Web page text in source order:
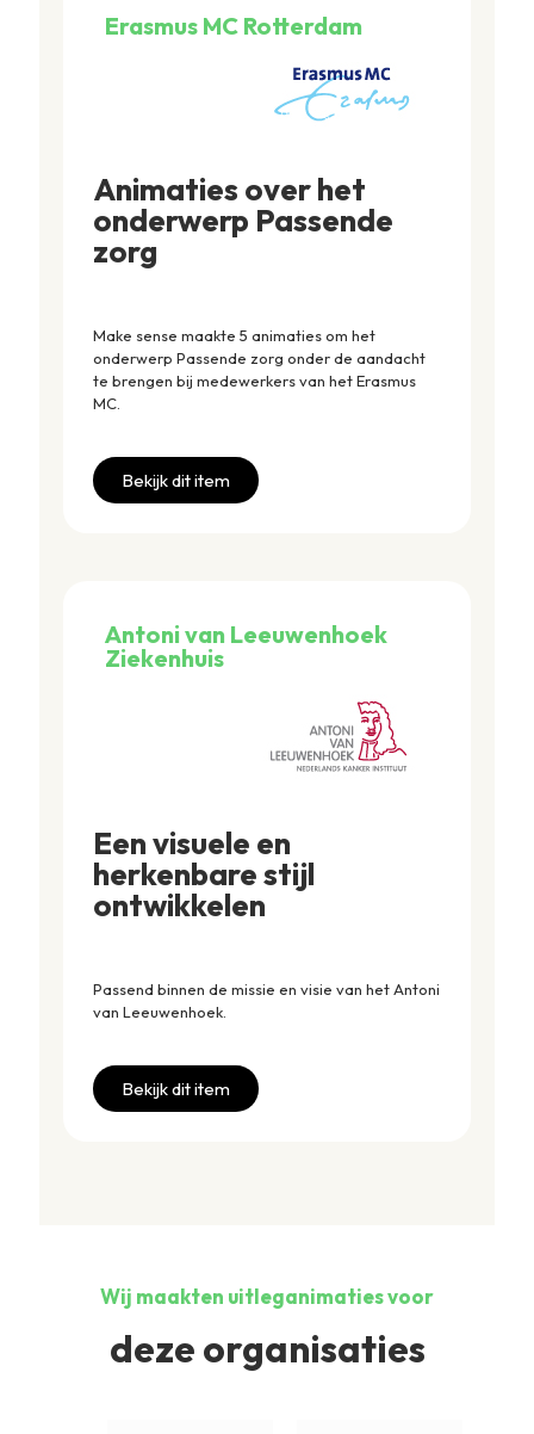
Erasmus MC Rotterdam
Animaties over het
onderwerp Passende
zorg
Make sense maakte 5 animaties om het
onderwerp Passende zorg onder de aandacht
te brengen bij medewerkers van het Erasmus
MC.
Bekijk dit item
Antoni van Leeuwenhoek
Ziekenhuis
Een visuele en
herkenbare stijl
ontwikkelen
Passend binnen de missie en visie van het Antoni
van Leeuwenhoek.
Bekijk dit item
Wij maakten uitleganimaties voor
deze organisaties